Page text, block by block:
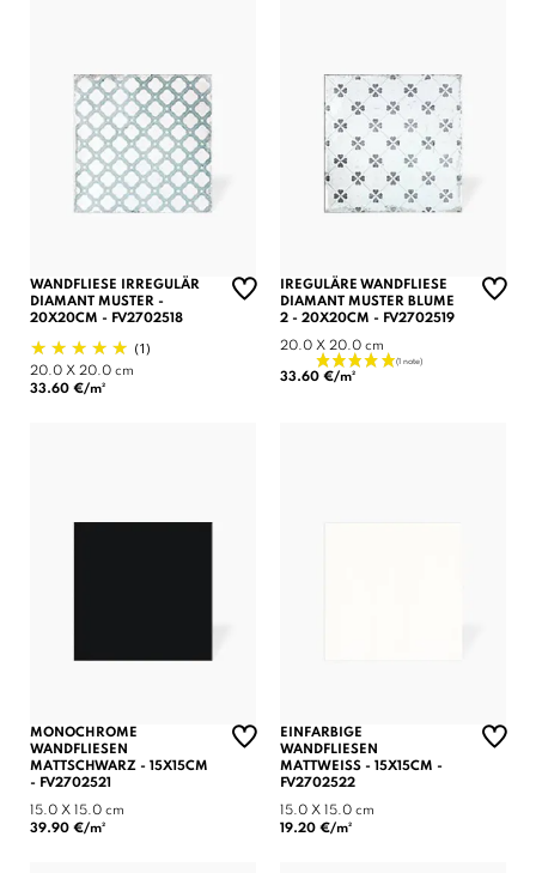
WANDFLIESE IRREGULÄR
DIAMANT MUSTER -
20X20CM - FV2702518
(1)
20.0 X 20.0 cm
33.60 €/m²
IREGULÄRE WANDFLIESE
DIAMANT MUSTER BLUME
2 - 20X20CM - FV2702519
20.0 X 20.0 cm
33.60 €/m²
MONOCHROME
WANDFLIESEN
MATTSCHWARZ - 15X15CM
- FV2702521
15.0 X 15.0 cm
39.90 €/m²
EINFARBIGE
WANDFLIESEN
MATTWEISS - 15X15CM - F
V2702522
15.0 X 15.0 cm
19.20 €/m²